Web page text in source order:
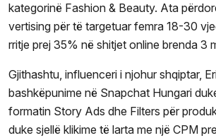
kategorinë Fashion & Beauty. Ata
vertising për të targetuar femra 18-30
rritje prej 35% në shitjet online brenda 3
Gjithashtu, influenceri i njohur shqiptar,
bashkëpunime në Snapchat Hungari
formatin Story Ads dhe Filters për
duke sjellë klikime të larta me një CPM